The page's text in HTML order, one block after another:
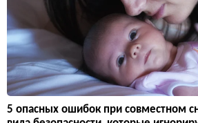
5 опасных ошибок при совместном